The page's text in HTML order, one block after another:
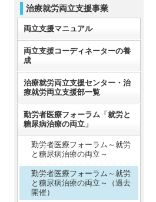
治療就労両立支援事業
両立支援マニュアル
両立支援コーディネーターの養
成
治療就労両立支援センター・治
療就労両立支援部一覧
勤労者医療フォーラム「就労と
糖尿病治療の両立」
勤労者医療フォーラム～就労
と糖尿病治療の両立～
勤労者医療フォーラム～就労
と糖尿病治療の両立～（過去
開催）